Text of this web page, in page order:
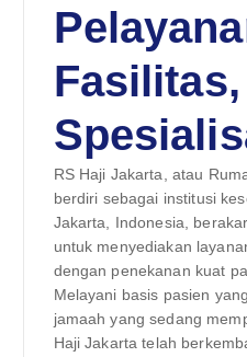
RS Haji Jakarta, atau
berdiri sebagai institusi
Jakarta, Indonesia,
untuk menyediakan
dengan penekanan kuat
Melayani basis pasien
jamaah yang sedang
Haji Jakarta telah